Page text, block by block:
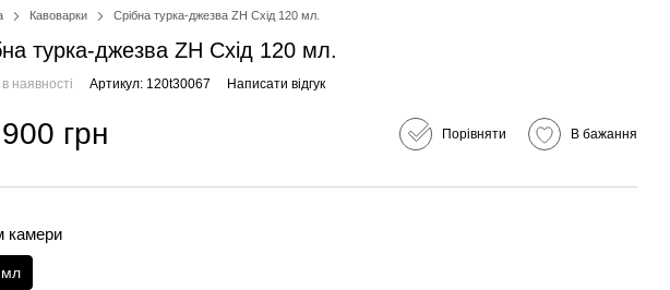
Кавоварки Срібна турка-джезва ZH Схід 120 мл.
турка-джезва ZH Схід 120 мл.
наявності Артикул: 120t30067 Написати відгук
грн Порівняти В бажання
камери
мл